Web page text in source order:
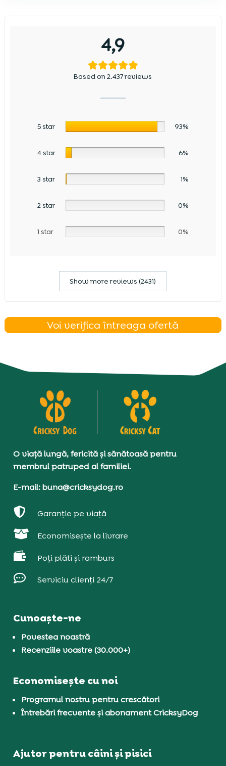
4,9
Based on 2.437 reviews
5 star 93%
4 star 6%
3 star 1%
2 star 0%
1 star 0%
Show more reviews (2431)
Voi verifica întreaga ofertă
O viață lungă, fericită și sănătoasă pentru
membrul patruped al familiei.
E-mail: buna@cricksydog.ro
 Garanție pe viață
 Economisește la livrare
 Poți plăti și ramburs
 Serviciu clienți 24/7
Cunoaște-ne
Povestea noastră
Recenziile voastre (30.000+)
Economisește cu noi
Programul nostru pentru crescători
Întrebări frecvente și abonament CricksyDog
Ajutor pentru câini și pisici